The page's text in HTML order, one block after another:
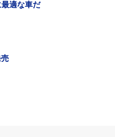
乗り心地（アシストフィーリ
る「スマートパワーアシスト」
発揮する前輪のVブレーキによ
をテーマにした直線的なV型フ
なども特徴とする。
適な車だ